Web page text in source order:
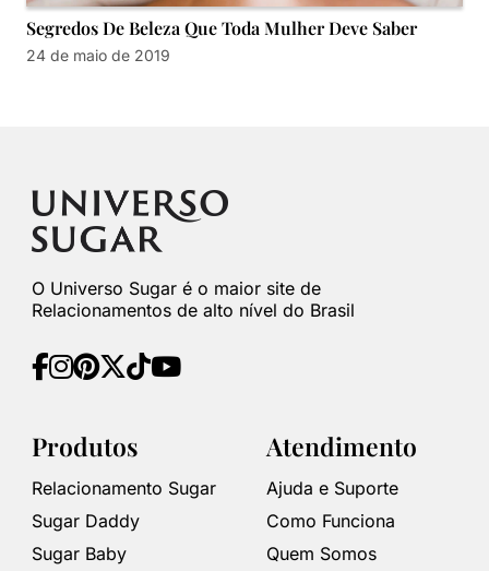
Segredos De Beleza Que Toda Mulher Deve Saber
24 de maio de 2019
O Universo Sugar é o maior site de
Relacionamentos de alto nível do Brasil
Produtos
Relacionamento Sugar
Sugar Daddy
Sugar Baby
Atendimento
Ajuda e Suporte
Como Funciona
Quem Somos